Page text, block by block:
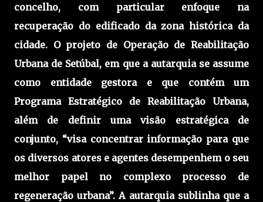
concelho, com particular enfoque na
recuperação do edificado da zona histórica da
cidade. O projeto de Operação de Reabilitação
Urbana de Setúbal, em que a autarquia se assume
como entidade gestora e que contém um
Programa Estratégico de Reabilitação Urbana,
além de definir uma visão estratégica de
conjunto, “visa concentrar informação para que
os diversos atores e agentes desempenhem o seu
melhor papel no complexo processo de
regeneração urbana”. A autarquia sublinha que a